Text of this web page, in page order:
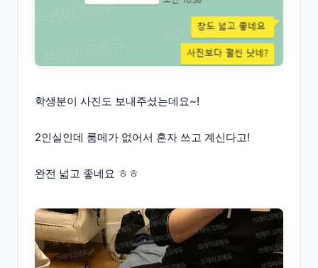
학생분이 사진도 보내주셨는데요~!
2인실인데 룸메가 없어서 혼자 쓰고 계신다고!
완전 넓고 좋네요 ㅎㅎ